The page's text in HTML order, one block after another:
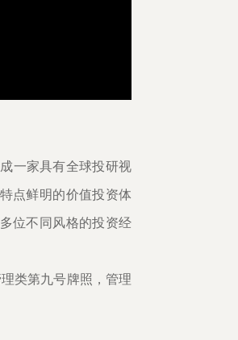
一家具有全球投研视
点鲜明的价值投资体
位不同风格的投资经
类第九号牌照，管理